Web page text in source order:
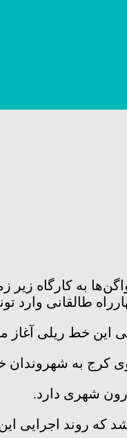
به کارگاه زیر
طالقانی وارد
شهری دارد.
خط ۲ قطار شهری کرج در سال ۱۳۸۵ به طول ۲۷